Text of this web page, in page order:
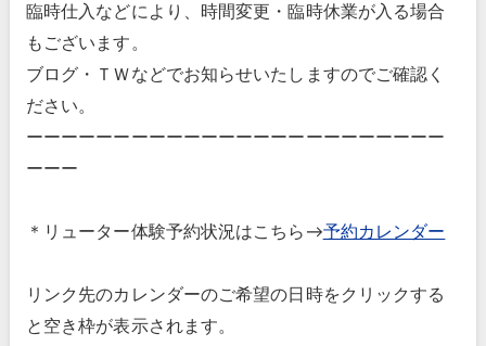
臨時仕入などにより、時間変更・臨時休業が入る場合
もございます。
ブログ・ＴＷなどでお知らせいたしますのでご確認く
ださい。
ーーーーーーーーーーーーーーーーーーーーーーーー
ーーー
＊リューター体験予約状況はこちら→予約カレンダー
リンク先のカレンダーのご希望の日時をクリックする
と空き枠が表示されます。